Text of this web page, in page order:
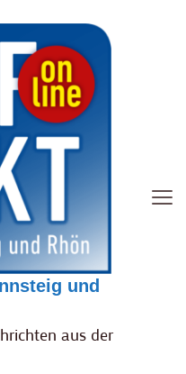
und
aus der